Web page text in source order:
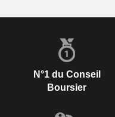
N°1 du Conseil
Boursier